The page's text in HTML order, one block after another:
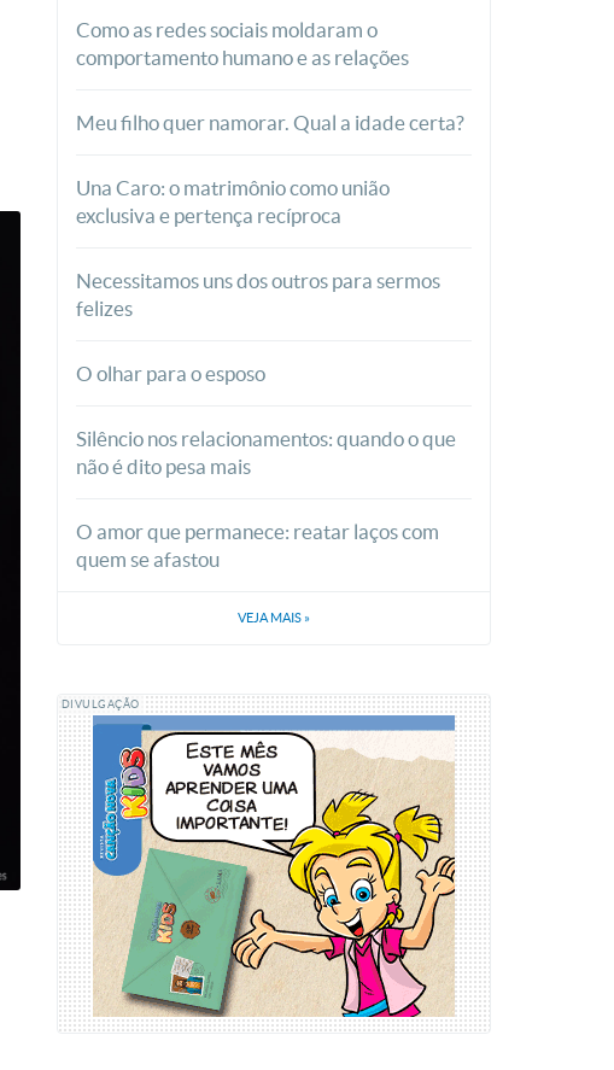
Como as redes sociais moldaram o
comportamento humano e as relações
Meu filho quer namorar. Qual a idade certa?
Una Caro: o matrimônio como união
exclusiva e pertença recíproca
Necessitamos uns dos outros para sermos
felizes
O olhar para o esposo
Silêncio nos relacionamentos: quando o que
não é dito pesa mais
O amor que permanece: reatar laços com
quem se afastou
VEJA MAIS »
DIVULGAÇÃO